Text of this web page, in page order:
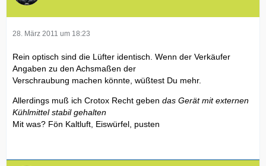
28. März 2011 um 18:23
Rein optisch sind die Lüfter identisch. Wenn der Verkäufer
Angaben zu den Achsmaßen der
Verschraubung machen könnte, wüßtest Du mehr.
Allerdings muß ich Crotox Recht geben das Gerät mit externen
Kühlmittel stabil gehalten
Mit was? Fön Kaltluft, Eiswürfel, pusten